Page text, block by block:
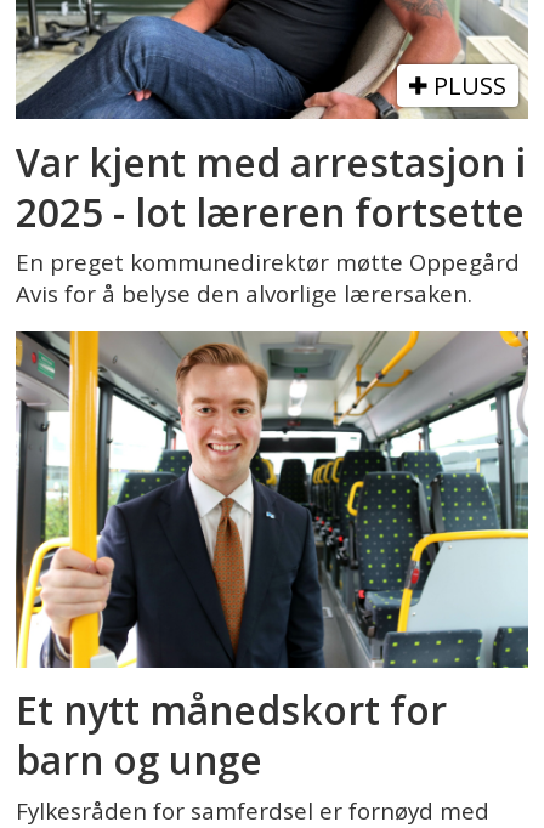
PLUSS
Var kjent med arrestasjon i
2025 - lot læreren fortsette
En preget kommunedirektør møtte Oppegård
Avis for å belyse den alvorlige lærersaken.
Et nytt månedskort for
barn og unge
Fylkesråden for samferdsel er fornøyd med